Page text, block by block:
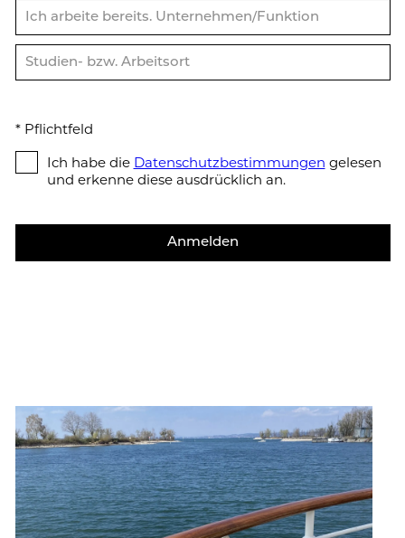
* Pflicht­feld
Ich habe die Da­ten­schutz­be­stim­mun­gen gelesen
und erkenne diese ausdrücklich an.
Anmelden